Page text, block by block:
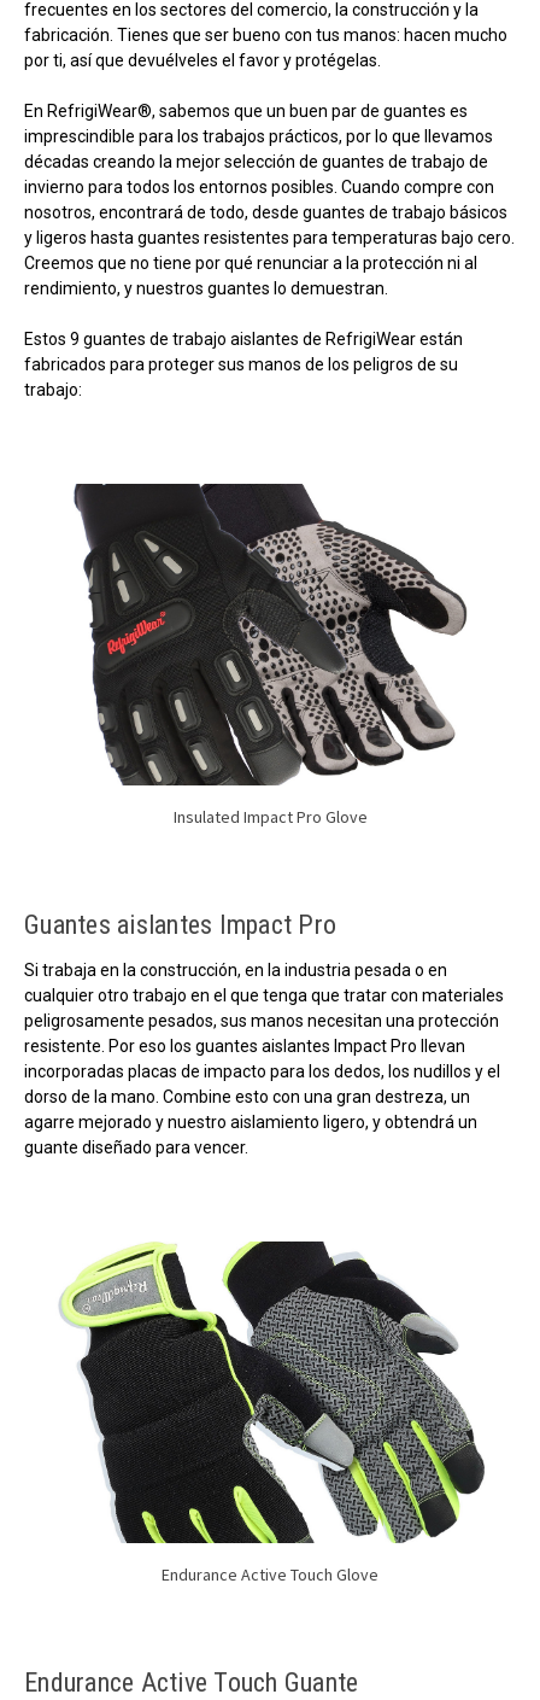
frecuentes en los sectores del comercio, la construcción y la
fabricación. Tienes que ser bueno con tus manos: hacen mucho
por ti, así que devuélveles el favor y protégelas.
En RefrigiWear®, sabemos que un buen par de guantes es
imprescindible para los trabajos prácticos, por lo que llevamos
décadas creando la mejor selección de guantes de trabajo de
invierno para todos los entornos posibles. Cuando compre con
nosotros, encontrará de todo, desde guantes de trabajo básicos
y ligeros hasta guantes resistentes para temperaturas bajo cero.
Creemos que no tiene por qué renunciar a la protección ni al
rendimiento, y nuestros guantes lo demuestran.
Estos 9 guantes de trabajo aislantes de RefrigiWear están
fabricados para proteger sus manos de los peligros de su
trabajo:
Insulated Impact Pro Glove
Guantes aislantes Impact Pro
Si trabaja en la construcción, en la industria pesada o en
cualquier otro trabajo en el que tenga que tratar con materiales
peligrosamente pesados, sus manos necesitan una protección
resistente. Por eso los guantes aislantes Impact Pro llevan
incorporadas placas de impacto para los dedos, los nudillos y el
dorso de la mano. Combine esto con una gran destreza, un
agarre mejorado y nuestro aislamiento ligero, y obtendrá un
guante diseñado para vencer.
Endurance Active Touch Glove
Endurance Active Touch Guante